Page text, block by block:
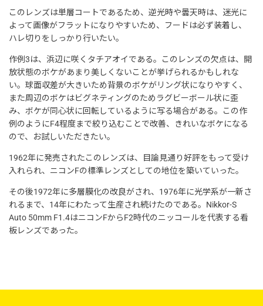
このレンズは単層コートであるため、逆光時や曇天時は、迷光に
よって画像がフラットになりやすいため、フードは必ず装着し、
ハレ切りをしっかり行いたい。
作例3は、浜辺に咲くタチアオイである。このレンズの欠点は、開
放状態のボケがあまり美しくないことが挙げられるかもしれな
い。球面収差が大きいため背景のボケがリング状になりやすく、
また周辺のボケはビグネティングのためラグビーボール状に歪
み、ボケが同心状に回転しているように写る場合がある。この作
例のようにF4程度まで絞り込むことで改善、きれいなボケになる
ので、お試しいただきたい。
1962年に発売されたこのレンズは、目論見通り好評をもって受け
入れられ、ニコンFの標準レンズとしての地位を築いていった。
その後1972年に多層膜化の改良がされ、1976年に光学系が一新さ
れるまで、14年にわたって生産され続けたのである。Nikkor-S
Auto 50mm F1.4はニコンFからF2時代のニッコールを代表する看
板レンズであった。